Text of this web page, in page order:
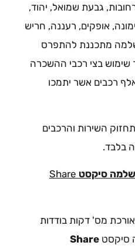
גבעת שמואל, יהוד,
אופקים, רעננה, חריש
שלמה מתכננת להתפרס
שימוש בצי רכבי ההשכרה
החברה, המונה כ- 12 אלף רכבים אשר יתמכו
השירות והרכבים
בלבד.
סיקסט Share
מס' דקות בודדות
סיקסט Share